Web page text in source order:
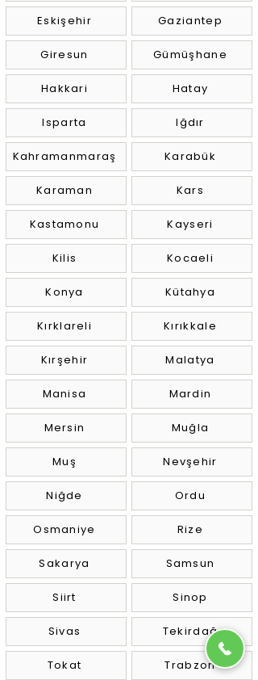
Eskişehir
Giresun
Hakkari
Isparta
Kahramanmaraş
Karaman
Kastamonu
Kilis
Konya
Kırklareli
Kırşehir
Manisa
Mersin
Muş
Niğde
Osmaniye
Sakarya
Siirt
Sivas
Tokat
Gaziantep
Gümüşhane
Hatay
Iğdır
Karabük
Kars
Kayseri
Kocaeli
Kütahya
Kırıkkale
Malatya
Mardin
Muğla
Nevşehir
Ordu
Rize
Samsun
Sinop
Tekirdağ
Trabzon